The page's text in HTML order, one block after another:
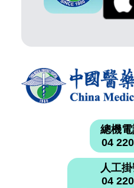
總機
04
人工
04